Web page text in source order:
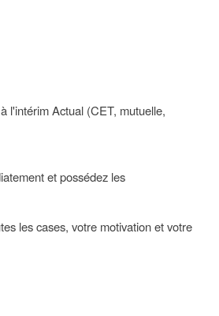
l'intérim Actual (CET, mutuelle,
et possédez les
les cases, votre motivation et votre